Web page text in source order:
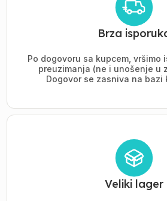
Brza
Po dogovoru sa kupcem, vršimo
preuzimanja (ne i unošenje u
Dogovor se zasniva na bazi
Veliki lager